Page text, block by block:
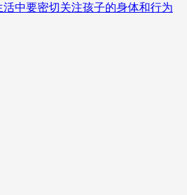
中要密切关注孩子的身体和行为